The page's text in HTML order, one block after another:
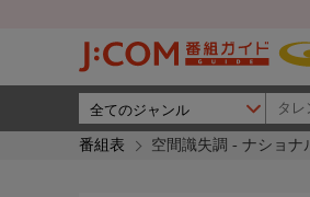
番組表 空間識失調 - ナショナ